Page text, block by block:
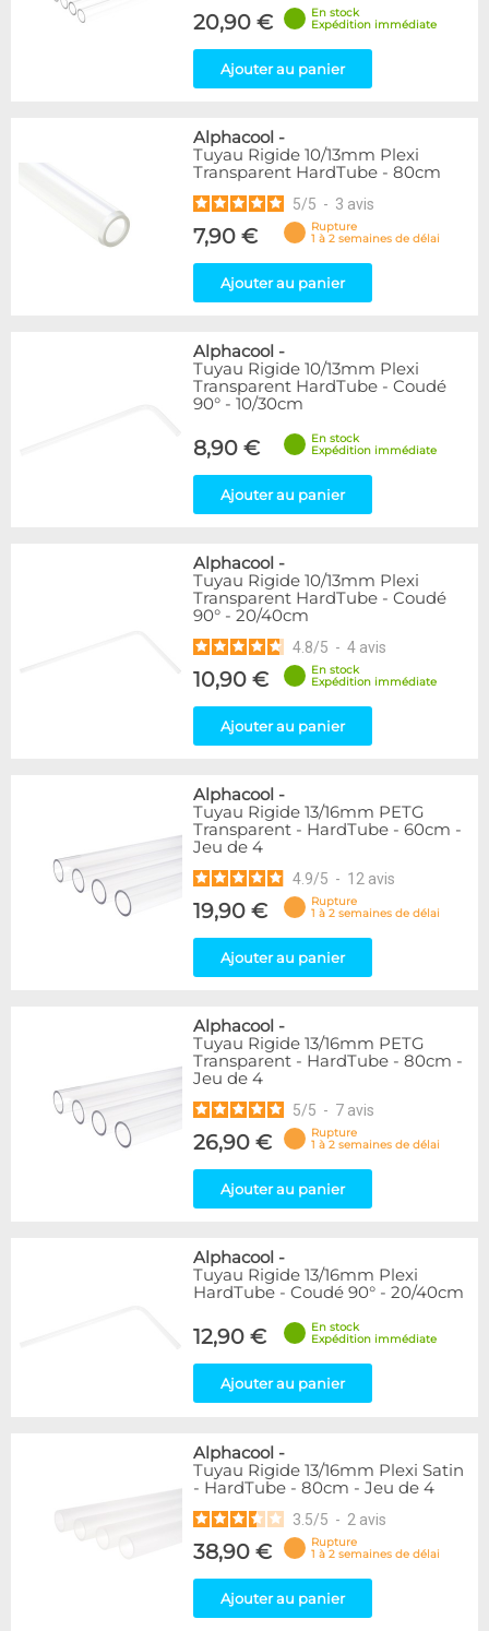
20,90 €
En stock
Expédition immédiate
Ajouter au panier
Alphacool -
Tuyau Rigide 10/13mm Plexi
Transparent HardTube - 80cm
5/5 - 3 avis
7,90 €
Rupture
1 à 2 semaines de délai
Ajouter au panier
Alphacool -
Tuyau Rigide 10/13mm Plexi
Transparent HardTube - Coudé
90° - 10/30cm
8,90 €
En stock
Expédition immédiate
Ajouter au panier
Alphacool -
Tuyau Rigide 10/13mm Plexi
Transparent HardTube - Coudé
90° - 20/40cm
4.8/5 - 4 avis
10,90 €
En stock
Expédition immédiate
Ajouter au panier
Alphacool -
Tuyau Rigide 13/16mm PETG
Transparent - HardTube - 60cm -
Jeu de 4
4.9/5 - 12 avis
19,90 €
Rupture
1 à 2 semaines de délai
Ajouter au panier
Alphacool -
Tuyau Rigide 13/16mm PETG
Transparent - HardTube - 80cm -
Jeu de 4
5/5 - 7 avis
26,90 €
Rupture
1 à 2 semaines de délai
Ajouter au panier
Alphacool -
Tuyau Rigide 13/16mm Plexi
HardTube - Coudé 90° - 20/40cm
12,90 €
En stock
Expédition immédiate
Ajouter au panier
Alphacool -
Tuyau Rigide 13/16mm Plexi Satin
- HardTube - 80cm - Jeu de 4
3.5/5 - 2 avis
38,90 €
Rupture
1 à 2 semaines de délai
Ajouter au panier